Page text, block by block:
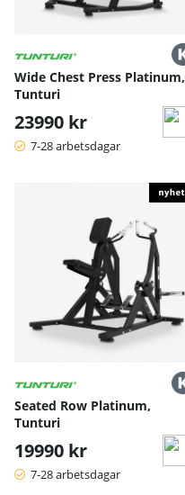
Wide Chest Press Platinum,
Tunturi
23990 kr
7-28 arbetsdagar
Seated Row Platinum,
Tunturi
19990 kr
7-28 arbetsdagar